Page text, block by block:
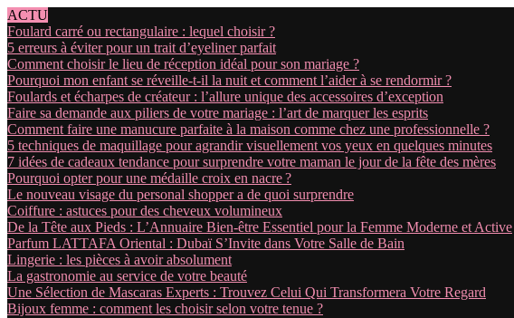
ACTU
Foulard carré ou rectangulaire : lequel choisir ?
5 erreurs à éviter pour un trait d’eyeliner parfait
Comment choisir le lieu de réception idéal pour son mariage ?
Pourquoi mon enfant se réveille-t-il la nuit et comment l’aider à se rendormir ?
Foulards et écharpes de créateur : l’allure unique des accessoires d’exception
Faire sa demande aux piliers de votre mariage : l’art de marquer les esprits
Comment faire une manucure parfaite à la maison comme chez une professionnelle ?
5 techniques de maquillage pour agrandir visuellement vos yeux en quelques minutes
7 idées de cadeaux tendance pour surprendre votre maman le jour de la fête des mères
Pourquoi opter pour une médaille croix en nacre ?
Le nouveau visage du personal shopper a de quoi surprendre
Coiffure : astuces pour des cheveux volumineux
De la Tête aux Pieds : L’Annuaire Bien-être Essentiel pour la Femme Moderne et Active
Parfum LATTAFA Oriental : Dubaï S’Invite dans Votre Salle de Bain
Lingerie : les pièces à avoir absolument
La gastronomie au service de votre beauté
Une Sélection de Mascaras Experts : Trouvez Celui Qui Transformera Votre Regard
Bijoux femme : comment les choisir selon votre tenue ?